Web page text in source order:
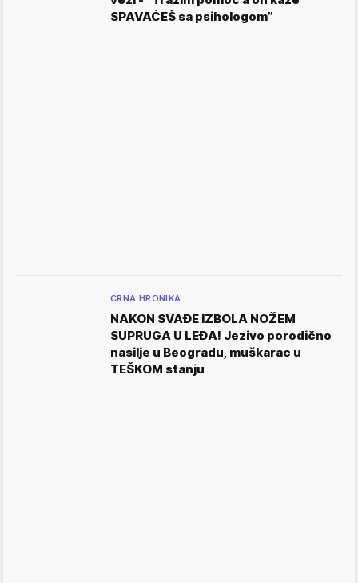
SPAVAĆEŠ sa psihologom”
CRNA HRONIKA
NAKON SVAĐE IZBOLA NOŽEM
SUPRUGA U LEĐA! Jezivo porodično
nasilje u Beogradu, muškarac u
TEŠKOM stanju